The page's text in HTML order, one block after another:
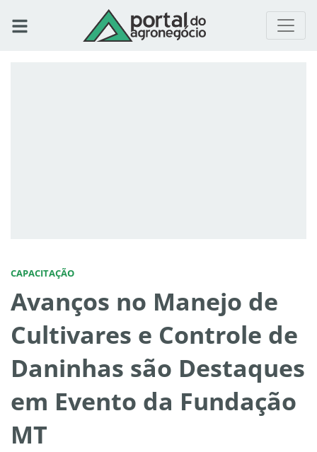
CAPACITAÇÃO
Avanços no Manejo de
Cultivares e Controle de
Daninhas são Destaques
em Evento da Fundação
MT